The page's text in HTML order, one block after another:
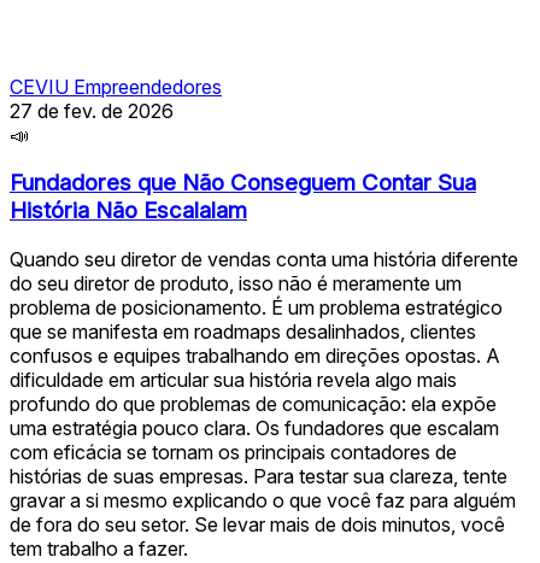
CEVIU Empreendedores
27 de fev. de 2026
📣
Fundadores que Não Conseguem Contar Sua
História Não Escalalam
Quando seu diretor de vendas conta uma história diferente
do seu diretor de produto, isso não é meramente um
problema de posicionamento. É um problema estratégico
que se manifesta em roadmaps desalinhados, clientes
confusos e equipes trabalhando em direções opostas. A
dificuldade em articular sua história revela algo mais
profundo do que problemas de comunicação: ela expõe
uma estratégia pouco clara. Os fundadores que escalam
com eficácia se tornam os principais contadores de
histórias de suas empresas. Para testar sua clareza, tente
gravar a si mesmo explicando o que você faz para alguém
de fora do seu setor. Se levar mais de dois minutos, você
tem trabalho a fazer.